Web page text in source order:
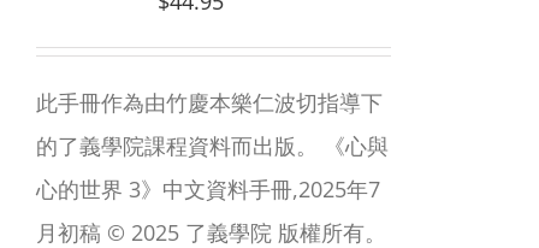
此手冊作為由竹慶本樂仁波切指導下
的了義學院課程資料而出版。 《心與
心的世界 3》中文資料手冊,2025年7
月初稿 © 2025 了義學院 版權所有。